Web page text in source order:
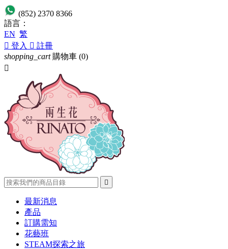
(852) 2370 8366
語言：
EN 繁
 登入  註冊
shopping_cart 購物車 (0)


最新消息
產品
訂購需知
花藝班
STEAM探索之旅